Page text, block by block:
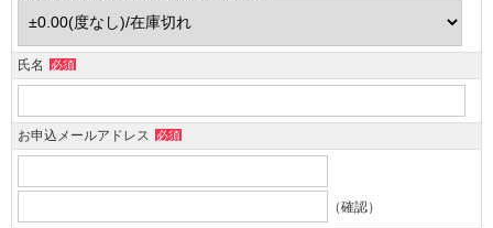
氏名 必須
お申込メールアドレス 必須
（確認）